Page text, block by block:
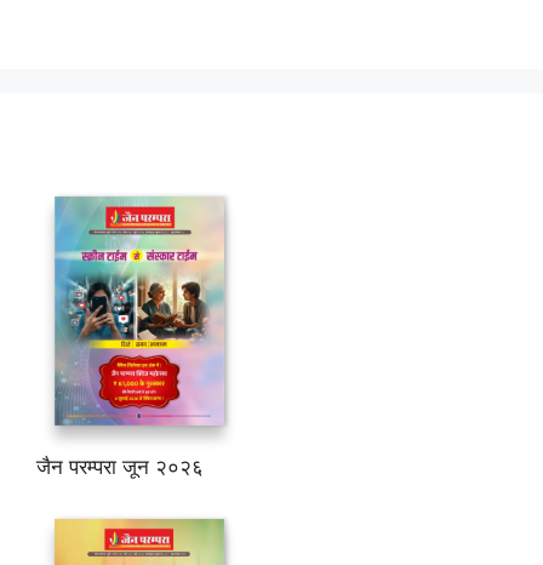
जैन परम्परा जून २०२६